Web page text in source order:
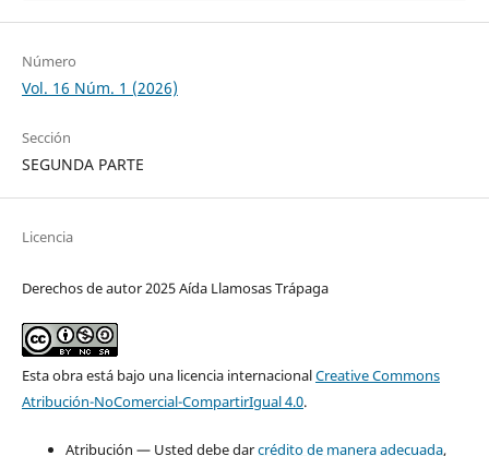
Número
Vol. 16 Núm. 1 (2026)
Sección
SEGUNDA PARTE
Licencia
Derechos de autor 2025 Aída Llamosas Trápaga
Esta obra está bajo una licencia internacionalCreative Commons
Atribución-NoComercial-CompartirIgual 4.0.
Atribución — Usted debe darcrédito de manera adecuada,